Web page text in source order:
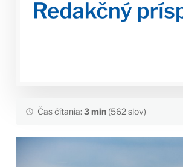
Čas čítania:3 min(562 slov)